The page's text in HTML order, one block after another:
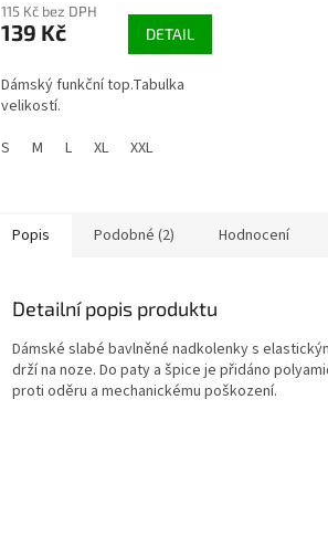
115 Kč bez DPH
139 Kč DETAIL
Dámský funkční top.Tabulka
velikostí.
S
M L XL XXL
Popis Podobné (2) Hodnocení
Detailní popis produktu
Dámské slabé bavlněné nadkolenky s
drží na noze. Do paty a špice je přidáno
proti oděru a mechanickému poškození.